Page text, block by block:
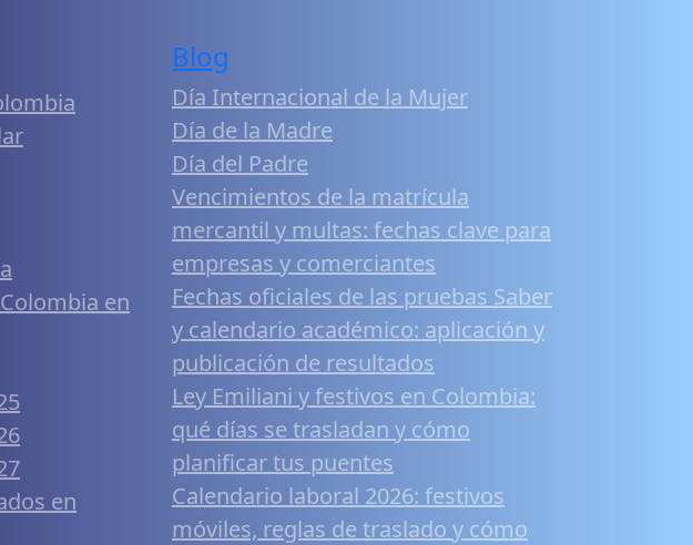
en
en
Blog
Día Internacional de la Mujer
Día de la Madre
Día del Padre
Vencimientos de la matrícula
mercantil y multas: fechas clave para
empresas y comerciantes
Fechas oficiales de las pruebas Saber
y calendario académico: aplicación y
publicación de resultados
Ley Emiliani y festivos en Colombia:
qué días se trasladan y cómo
planificar tus puentes
Calendario laboral 2026: festivos
móviles, reglas de traslado y cómo